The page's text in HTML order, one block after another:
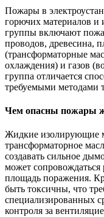
Пожары в
горючих материалов и
группы включают
проводов, древесина,
(трансформаторные
охлаждения) и газов
группа отличается
требуемыми методами
Чем опасны пожары
Жидкие изолирующие
трансформаторное
создавать сильное
может сопровождаться
площадь поражения.
быть токсичны, что
специализированных
контроля за